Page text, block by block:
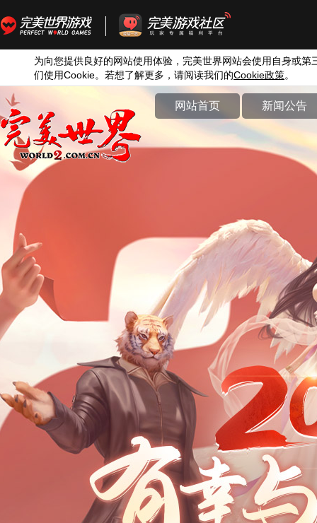
为向您提供良好的网站使用体验，完美世界网站会使用自身或第
们使用Cookie。若想了解更多，请阅读我们的Cookie政策。
网站首页 新闻公告